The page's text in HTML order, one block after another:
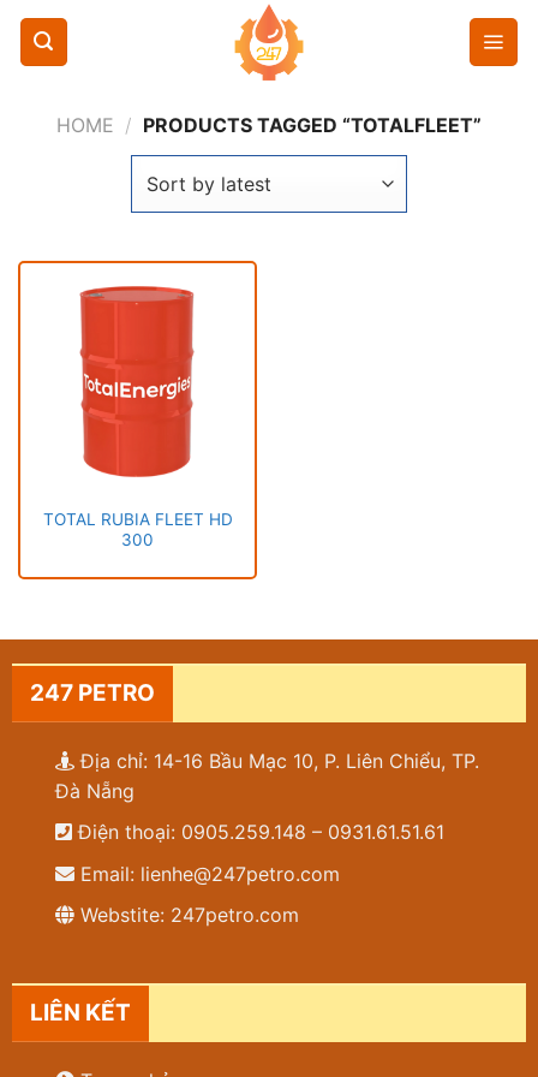
Chuyển
nội
HOME / PRODUCTS TAGGED “TOTALFLEET”
TOTAL RUBIA FLEET HD
300
247 PETRO
Địa chỉ: 14-16 Bầu Mạc 10, P. Liên Chiểu, TP.
Đà Nẵng
Điện thoại: 0905.259.148 – 0931.61.51.61
Email: lienhe@247petro.com
Webstite: 247petro.com
LIÊN KẾT